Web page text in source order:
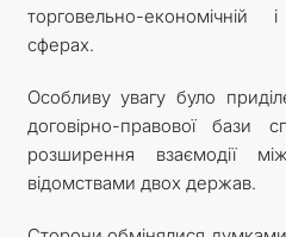
торговельно-економічній
сферах.
Особливу увагу було
договірно-правової бази
розширення взаємодії
відомствами двох держав.